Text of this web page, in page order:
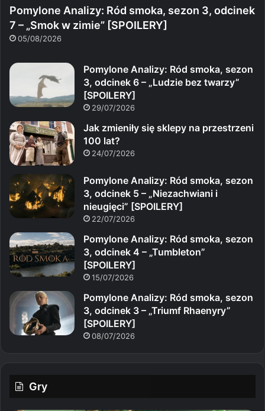
Pomylone Analizy: Ród smoka, sezon 3, odcinek
7 – „Smok w zimie” [SPOILERY]
05/08/2026
Pomylone Analizy: Ród smoka, sezon
3, odcinek 6 – „Ludzie bez twarzy”
[SPOILERY]
29/07/2026
Jak zmieniły się sklepy na przestrzeni
100 lat?
24/07/2026
Pomylone Analizy: Ród smoka, sezon
3, odcinek 5 – „Niezachwiani i
nieugięci” [SPOILERY]
22/07/2026
Pomylone Analizy: Ród smoka, sezon
3, odcinek 4 – „Tumbleton”
[SPOILERY]
15/07/2026
Pomylone Analizy: Ród smoka, sezon
3, odcinek 3 – „Triumf Rhaenyry”
[SPOILERY]
08/07/2026
Gry